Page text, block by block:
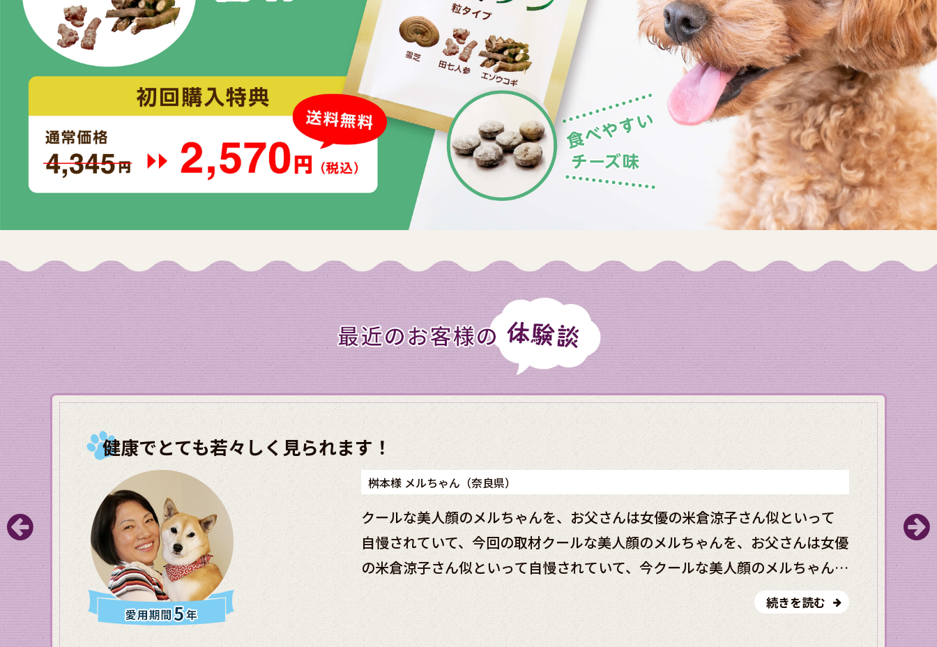
健康でとても若々しく見られます！
桝本様 メルちゃん（奈良県）
クールな美人顔のメルちゃんを、お父さんは女優の米倉涼子さん似といって
自慢されていて、今回の取材クールな美人顔のメルちゃんを、お父さんは女優
の米倉涼子さん似といって自慢されていて、今クールな美人顔のメルちゃん
を、お父さんは女優の米倉涼子さん似といって自慢されていて、今回の取材ク
ールな美人顔のメルちゃんを、お父さんは女優の米倉涼子さん似といって自
続きを読む